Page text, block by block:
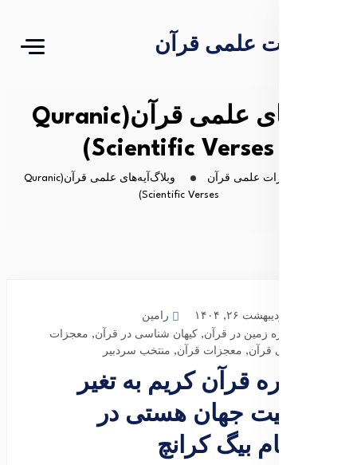
معجزات علمی قرآن
آیه‌های علمی قرآن(Quranic
Scientific Verses)
معجزات علمی قرآن وبلاگ
آیه‌های علمی قرآن(Quranic
Scientific Verses)
اردیبهشت ۲۶, ۱۴۰۴
رامین
کره زمین در قرآن, کیهان شناسی در قرآن, معجزات
علمی قرآن, معجزات قرآن, منتخب سردبیر
اشاره قرآن کریم به تغیر
ماهیت جهان هستی در
هنگام بیگ کرانچ